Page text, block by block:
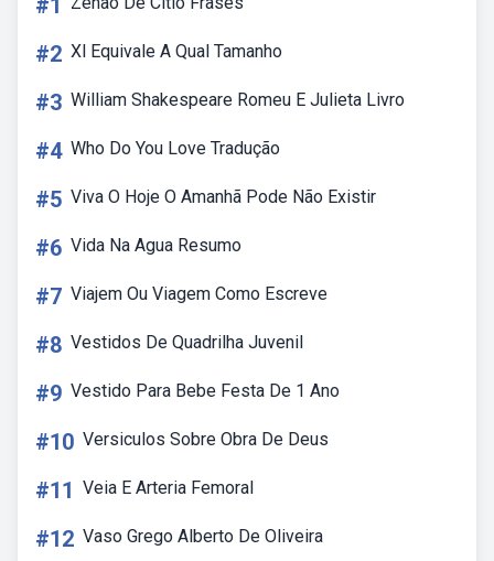
#1
#2 Xl Equivale A Qual Tamanho
#3 William Shakespeare Romeu E Julieta Livro
#4 Who Do You Love Tradução
#5 Viva O Hoje O Amanhã Pode Não Existir
#6 Vida Na Agua Resumo
#7 Viajem Ou Viagem Como Escreve
#8 Vestidos De Quadrilha Juvenil
#9 Vestido Para Bebe Festa De 1 Ano
#10 Versiculos Sobre Obra De Deus
#11 Veia E Arteria Femoral
#12 Vaso Grego Alberto De Oliveira